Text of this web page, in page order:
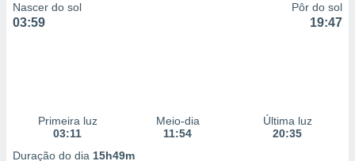
Nascer do sol
03:59
Pôr do sol
19:47
Primeira luz
03:11
Meio-dia
11:54
Última luz
20:35
Duração do dia 15h49m